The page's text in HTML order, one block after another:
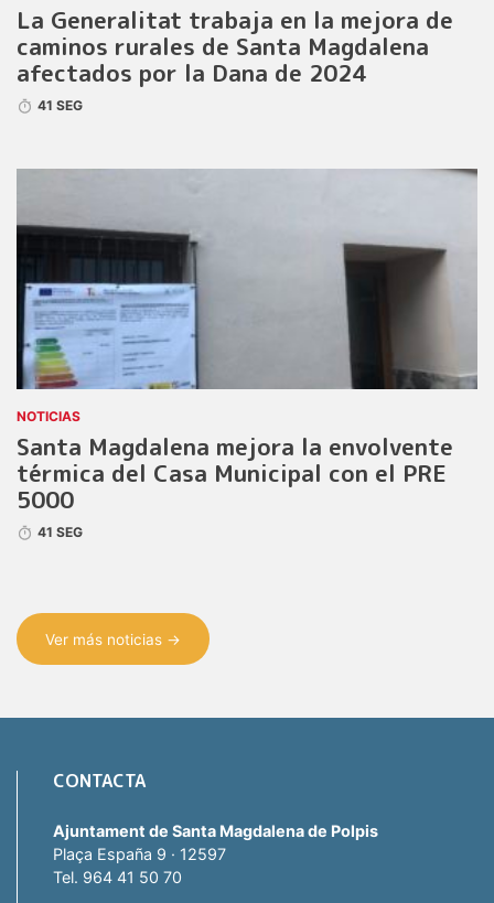
La Generalitat trabaja en la mejora de
caminos rurales de Santa Magdalena
afectados por la Dana de 2024
41 SEG
NOTICIAS
Santa Magdalena mejora la envolvente
térmica del Casa Municipal con el PRE
5000
41 SEG
Ver más noticias →
CONTACTA
Ajuntament de Santa Magdalena de Polpis
Plaça España 9 · 12597
Tel. 964 41 50 70